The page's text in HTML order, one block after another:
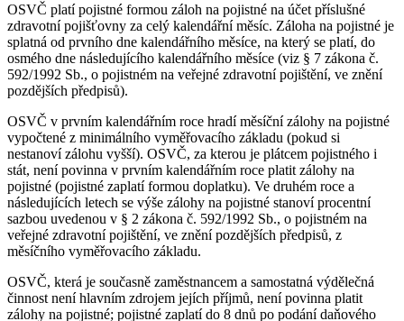
OSVČ platí pojistné formou záloh na pojistné na účet příslušné
zdravotní pojišťovny za celý kalendářní měsíc. Záloha na pojistné je
splatná od prvního dne kalendářního měsíce, na který se platí, do
osmého dne následujícího kalendářního měsíce (viz § 7 zákona č.
592/1992 Sb., o pojistném na veřejné zdravotní pojištění, ve znění
pozdějších předpisů).
OSVČ v prvním kalendářním roce hradí měsíční zálohy na pojistné
vypočtené z minimálního vyměřovacího základu (pokud si
nestanoví zálohu vyšší). OSVČ, za kterou je plátcem pojistného i
stát, není povinna v prvním kalendářním roce platit zálohy na
pojistné (pojistné zaplatí formou doplatku). Ve druhém roce a
následujících letech se výše zálohy na pojistné stanoví procentní
sazbou uvedenou v § 2 zákona č. 592/1992 Sb., o pojistném na
veřejné zdravotní pojištění, ve znění pozdějších předpisů, z
měsíčního vyměřovacího základu.
OSVČ, která je současně zaměstnancem a samostatná výdělečná
činnost není hlavním zdrojem jejích příjmů, není povinna platit
zálohy na pojistné; pojistné zaplatí do 8 dnů po podání daňového